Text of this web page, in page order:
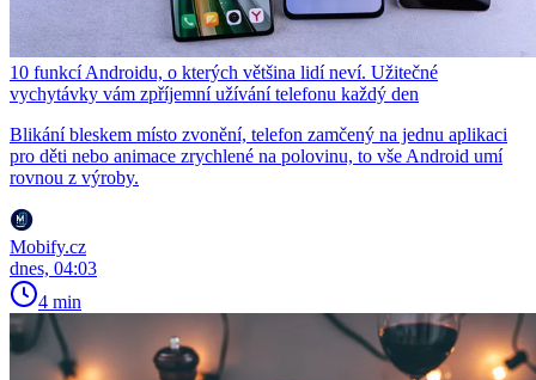
10 funkcí Androidu, o kterých většina lidí neví. Užitečné
vychytávky vám zpříjemní užívání telefonu každý den
Blikání bleskem místo zvonění, telefon zamčený na jednu aplikaci
pro děti nebo animace zrychlené na polovinu, to vše Android umí
rovnou z výroby.
Mobify.cz
dnes, 04:03
4 min